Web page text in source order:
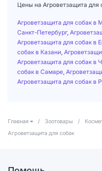
Цены на Агроветзащита для
Агроветзащита для собак в
Санкт-Петербург,
Агроветзащита для собак в
собак в Казани
Агроветзащита для собак в
собак в Самаре
Агроветзащита для собак в
Главная / Зоотовары /
Агроветзащита для собак